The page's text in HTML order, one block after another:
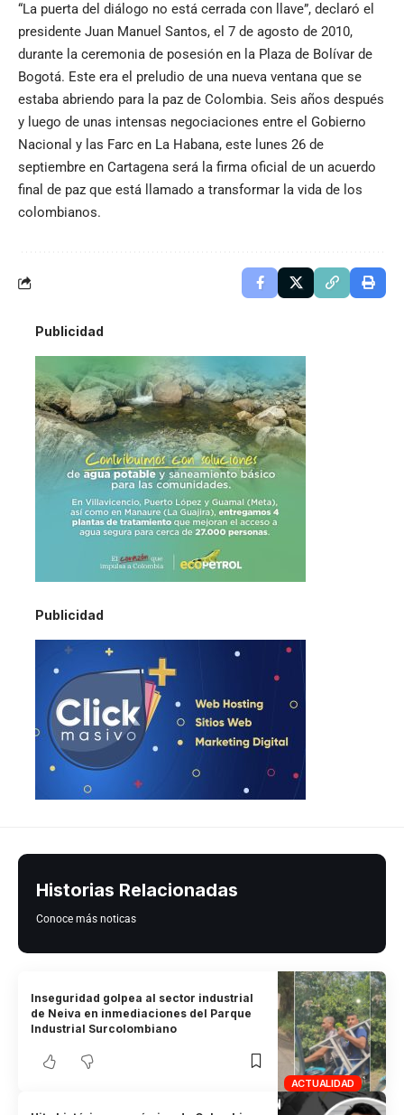
“La puerta del diálogo no está cerrada con llave”, declaró el
presidente Juan Manuel Santos, el 7 de agosto de 2010,
durante la ceremonia de posesión en la Plaza de Bolívar de
Bogotá. Este era el preludio de una nueva ventana que se
estaba abriendo para la paz de Colombia. Seis años después
y luego de unas intensas negociaciones entre el Gobierno
Nacional y las Farc en La Habana, este lunes 26 de
septiembre en Cartagena será la firma oficial de un acuerdo
final de paz que está llamado a transformar la vida de los
colombianos.
Publicidad
Publicidad
Historias Relacionadas
Conoce más noticas
ACTUALIDAD
Inseguridad golpea al sector industrial
de Neiva en inmediaciones del Parque
Industrial Surcolombiano